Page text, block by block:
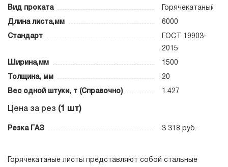
Вид проката Горячекатаный
Длина листа,мм 6000
Стандарт
ГОСТ 19903-
2015
Ширина,мм 1500
Толщина, мм 20
Вес одной штуки, т (Справочно) 1.427
Цена за рез (1 шт)
Резка ГАЗ 3 318 руб.
Горячекатаные листы представляют собой стальные